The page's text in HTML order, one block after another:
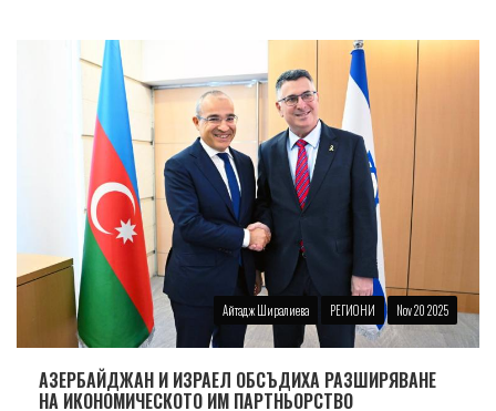
Айтадж Ширалиева РЕГИОНИ Nov 20 2025
АЗЕРБАЙДЖАН И ИЗРАЕЛ ОБСЪДИХА РАЗШИРЯВАНЕ
НА ИКОНОМИЧЕСКОТО ИМ ПАРТНЬОРСТВО